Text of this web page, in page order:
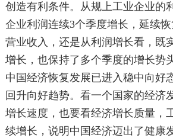
创造有利条件。从规上工业企业的
企业利润连续3个季度增长，延续
营业收入，还是从利润增长看，既
增长，也保持了多个季度的增长势
中国经济恢复发展已进入稳中向好
回升向好趋势。看一个国家的经济
增长速度，也要看经济增长质量，
续增长，说明中国经济迈出了健康